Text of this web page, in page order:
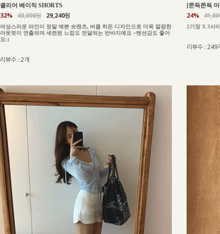
클리어 베이직 SHORTS
32% 43,000원 29,240원
여성스러운 라인이 정말 예쁜 숏팬츠, 버클 히든 디자인으로 더욱 깔끔한
아웃핏이 연출되며 세련된 느낌도 전달되는 반바지예요 +텐션감도 좋아
요:)
리뷰수 : 2개
[쫀득쫀득
24%
2기장 X 3사
리뷰수 : 249